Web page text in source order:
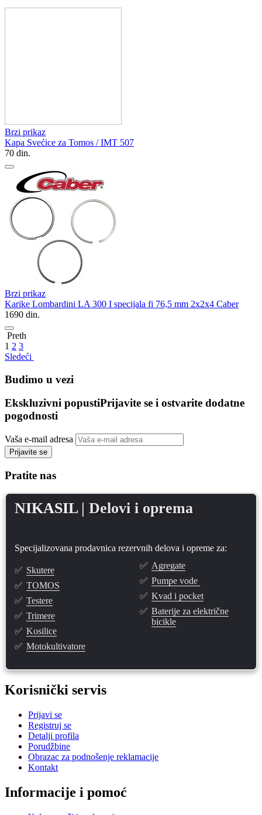
Brzi prikaz
Kapa Svećice za Tomos / IMT 507
70 din.
Brzi prikaz
Karike Lombardini LA 300 I specijala fi 76,5 mm 2x2x4 Caber
1690 din.
Preth
1 2 3
Sledeći
Budimo u vezi
Ekskluzivni popustiPrijavite se i ostvarite dodatne
pogodnosti
Vaša e-mail adresa
Prijavite se
Pratite nas
NIKASIL | Delovi i oprema
Specijalizovana prodavnica rezervnih delova i opreme za:
✅ Skutere
✅ TOMOS
✅ Testere
✅ Trimere
✅ Kosilice
✅ Motokultivatore
✅ Agregate
✅ Pumpe vode
✅ Kvad i pocket
✅ Baterije za električne
bicikle
Korisnički servis
Prijavi se
Registruj se
Detalji profila
Porudžbine
Obrazac za podnošenje reklamacije
Kontakt
Informacije i pomoć